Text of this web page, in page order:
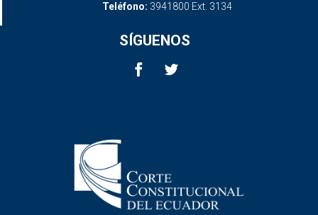
Teléfono: 3941800 Ext. 3134
SÍGUENOS